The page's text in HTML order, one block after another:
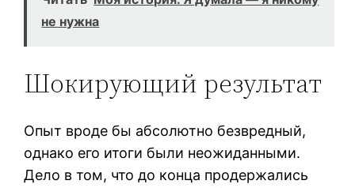
не нужна
Шокирующий результат
Опыт вроде бы абсолютно безвредный,
однако его итоги были неожиданными.
Дело в том, что до конца продержались